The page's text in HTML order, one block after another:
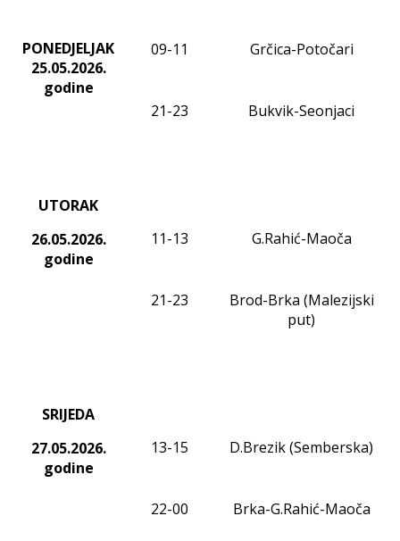
PONEDJELJAK
25.05.2026.
godine
09-11 Grčica-Potočari
21-23 Bukvik-Seonjaci
UTORAK
26.05.2026.
godine
11-13 G.Rahić-Maoča
21-23
Brod-Brka (Malezijski
put)
SRIJEDA
27.05.2026.
godine
13-15 D.Brezik (Semberska)
22-00 Brka-G.Rahić-Maoča